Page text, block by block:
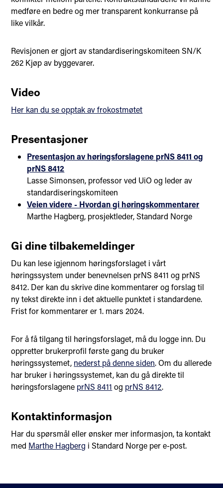
medføre en bedre og mer transparent konkurranse på
like vilkår.
Revisjonen er gjort av standardiseringskomiteen SN/K
262 Kjøp av byggevarer.
Video
Her kan du se opptak av frokostmøtet
Presentasjoner
Presentasjon av høringsforslagene prNS 8411 og
prNS 8412
Lasse Simonsen, professor ved UiO og leder av
standardiseringskomiteen
Veien videre - Hvordan gi høringskommentarer
Marthe Hagberg, prosjektleder, Standard Norge
Gi dine tilbakemeldinger
Du kan lese igjennom høringsforslaget i vårt
høringssystem under benevnelsen prNS 8411 og prNS
8412. Der kan du skrive dine kommentarer og forslag til
ny tekst direkte inn i det aktuelle punktet i standardene.
Frist for kommentarer er 1. mars 2024.
For å få tilgang til høringsforslaget, må du logge inn. Du
oppretter brukerprofil første gang du bruker
høringssystemet, nederst på denne siden. Om du allerede
har bruker i høringssystemet, kan du gå direkte til
høringsforslagene prNS 8411 og prNS 8412.
Kontaktinformasjon
Har du spørsmål eller ønsker mer informasjon, ta kontakt
med Marthe Hagberg i Standard Norge per e-post.